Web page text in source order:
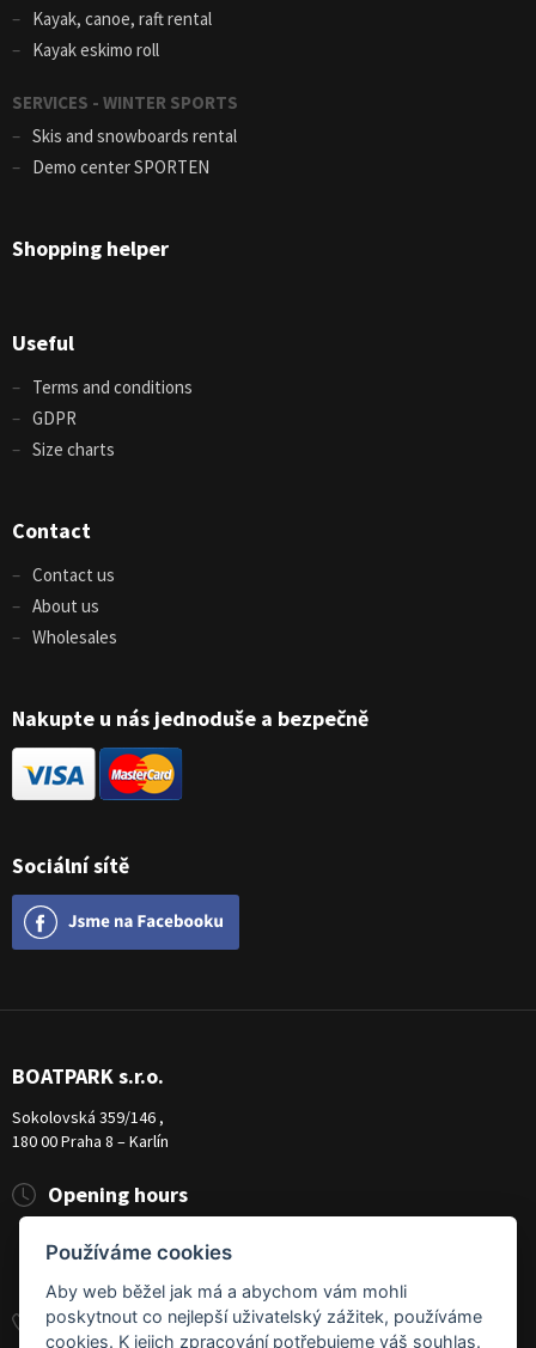
Sociální sítě
Kayak, canoe, raft rental
Kayak eskimo roll
SERVICES - WINTER SPORTS
Skis and snowboards rental
Demo center SPORTEN
Shopping helper
Useful
Terms and conditions
GDPR
Size charts
Contact
Contact us
About us
Wholesales
Nakupte u nás jednoduše a bezpečně
BOATPARK s.r.o.
Sokolovská 359/146 ,
180 00 Praha 8 – Karlín
+420 284 826 787
Opening hours
Úterý - Pátek
10:00 - 19:00
Sobota
9:00 - 14:00
Používáme cookies
Aby web běžel jak má a abychom vám mohli
poskytnout co nejlepší uživatelský zážitek, používáme
cookies. K jejich zpracování potřebujeme váš souhlas.